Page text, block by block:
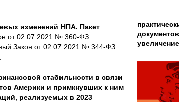
изменений НПА. Пакет
от 02.07.2021 № 360-ФЗ.
Закон от 02.07.2021 № 344-ФЗ.
стабильности в связи
Америки и примкнувших к ним
реализуемых в 2023